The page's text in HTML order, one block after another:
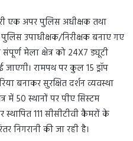
एक अपर पुलिस अधीक्षक तथा
उपाधीक्षक/निरीक्षक बनाए गए
मेला क्षेत्र को 24X7 ड्यूटी
जाएगी। रामपथ पर कुल 15 ड्रॉप
बनाकर सुरक्षित दर्शन व्यवस्था
में 50 स्थानों पर पीए सिस्टम
स्थापित 111 सीसीटीवी कैमरों के
निगरानी की जा रही है।